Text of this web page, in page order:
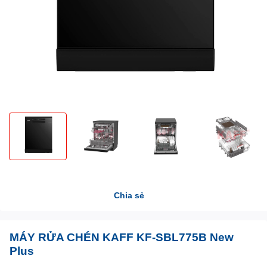
Chia sẻ
MÁY RỬA CHÉN KAFF KF-SBL775B New
Plus